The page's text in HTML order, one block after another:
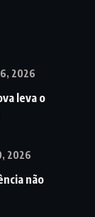
2026
leva o
2026
não